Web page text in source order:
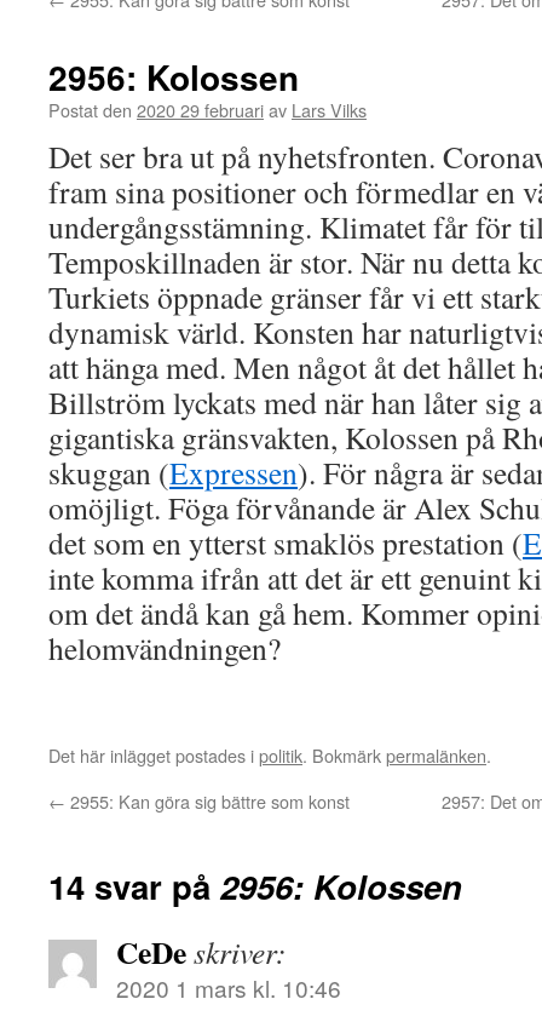
2956: Kolossen
Postat den 2020 29 februariav Lars Vilks
Det ser bra ut på nyhetsfronten.
fram sina positioner och förmedlar en
undergångsstämning. Klimatet får för
Temposkillnaden är stor. När nu detta
Turkiets öppnade gränser får vi ett
dynamisk värld. Konsten har
att hänga med. Men något åt det hållet
Billström lyckats med när han låter sig
gigantiska gränsvakten, Kolossen på
skuggan (Expressen). För några är
omöjligt. Föga förvånande är Alex
det som en ytterst smaklös prestation (
inte komma ifrån att det är ett genuint
om det ändå kan gå hem. Kommer
helomvändningen?
Det här inlägget postades ipolitik. Bokmärkpermalänken.
← 2955: Kan göra sig bättre som konst 2957: Det
14 svar på2956: Kolossen
CeDeskriver:
2020 1 mars kl. 10:46